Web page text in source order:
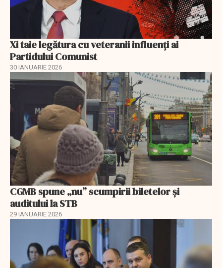
Xi taie legătura cu veteranii influenți ai
Partidului Comunist
30 IANUARIE 2026
CGMB spune „nu” scumpirii biletelor și
auditului la STB
29 IANUARIE 2026